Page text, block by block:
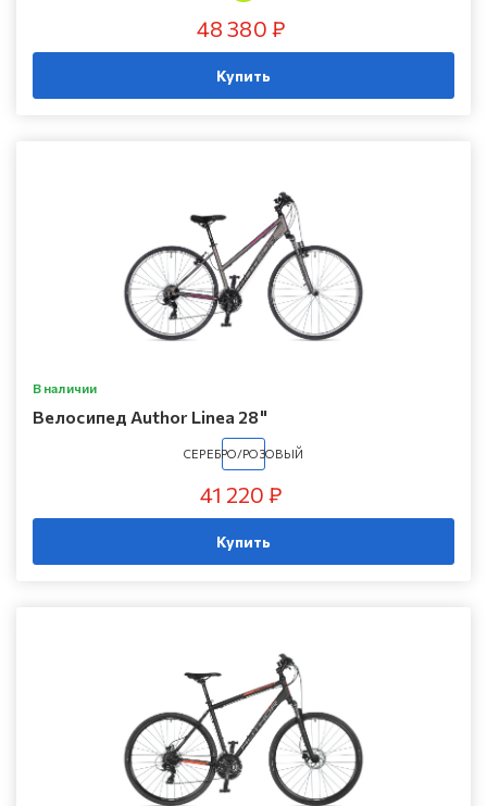
48 380 ₽
Купить
В наличии
Велосипед Author Linea 28"
СЕРЕБРО/РОЗОВЫЙ
41 220 ₽
Купить